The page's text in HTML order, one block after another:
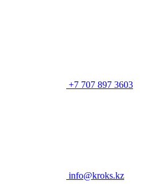
+7 707 897 3603
info@kroks.kz